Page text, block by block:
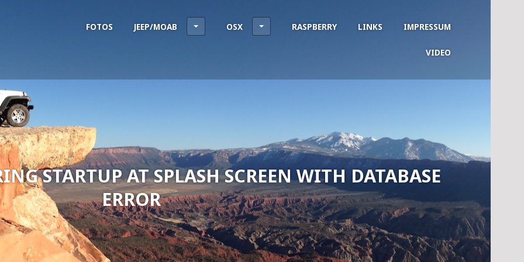
FOTOS JEEP/MOAB OSX RASPBERRY LINKS IMPRESSUM
VIDEO
STARTUP AT SPLASH SCREEN WITH DATABASE
ERROR